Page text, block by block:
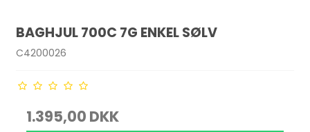
BAGHJUL 700C 7G ENKEL SØLV
C4200026
1.395,00 DKK